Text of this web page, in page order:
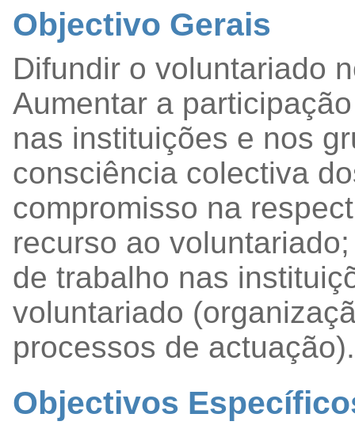
Objectivo Gerais
Difundir o voluntariado
Aumentar a
nas instituições e nos
consciência colectiva
compromisso na
recurso ao voluntariado;
de trabalho nas
voluntariado
processos de actuação).
Objectivos